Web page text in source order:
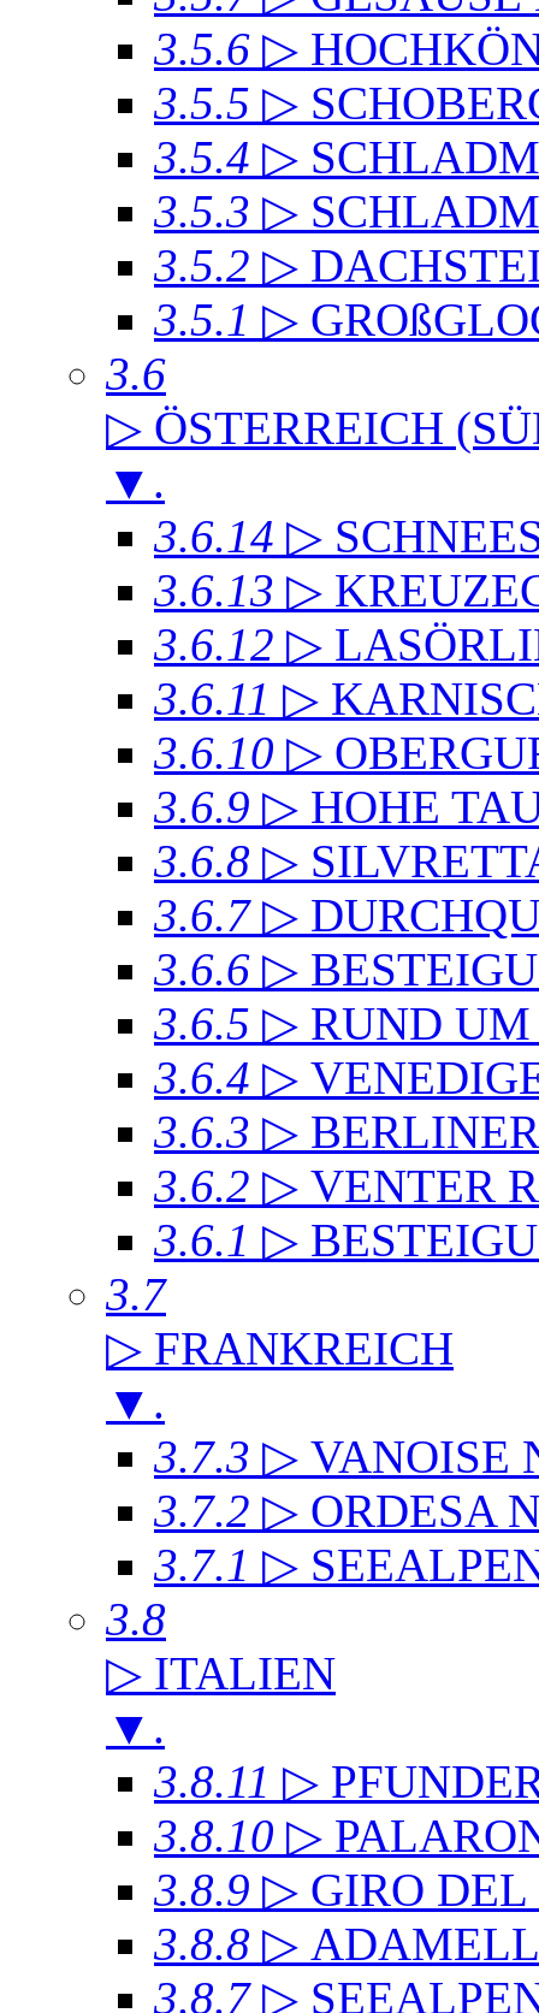
3.5.6 ▷
3.5.5 ▷
3.5.4 ▷
3.5.3 ▷
3.5.2 ▷
3.5.1 ▷
3.6
▷ ÖSTERREICH
▼ .
3.6.14 ▷
3.6.13 ▷
3.6.12 ▷
3.6.11 ▷
3.6.10 ▷
3.6.9 ▷ HOHE
3.6.8 ▷
3.6.7 ▷
3.6.6 ▷
3.6.5 ▷ RUND
3.6.4 ▷
3.6.3 ▷
3.6.2 ▷ VENTER
3.6.1 ▷
3.7
▷ FRANKREICH
▼ .
3.7.3 ▷ VANOISE
3.7.2 ▷ ORDESA
3.7.1 ▷
3.8
▷ ITALIEN
▼ .
3.8.11 ▷
3.8.10 ▷
3.8.9 ▷ GIRO
3.8.8 ▷
3.8.7 ▷